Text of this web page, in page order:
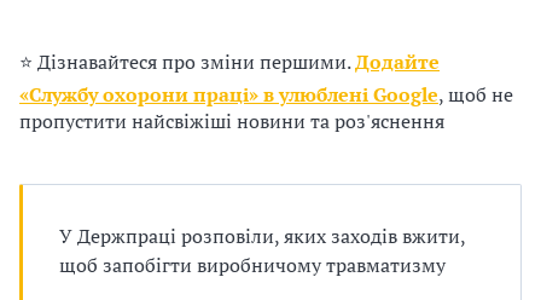
⭐ Дізнавайтеся про зміни першими.Додайте
«Службу охорони праці» в улюблені Google, щоб не
пропустити найсвіжіші новини та роз'яснення
У Держпраці розповіли, яких заходів вжити,
щоб запобігти виробничому травматизму
р
в